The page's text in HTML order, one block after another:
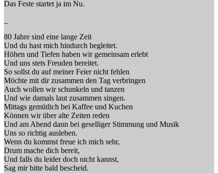
Das Feste startet ja im Nu.
80 Jahre sind eine lange Zeit
Und du hast mich hindurch begleitet.
Höhen und Tiefen haben wir gemeinsam erlebt
Und uns stets Freuden bereitet.
So sollst du auf meiner Feier nicht fehlen
Möchte mit dir zusammen den Tag verbringen
Auch wollen wir schunkeln und tanzen
Und wie damals laut zusammen singen.
Mittags gemütlich bei Kaffee und Kuchen
Können wir über alte Zeiten reden
Und am Abend dann bei geselliger Stimmung und Musik
Uns so richtig ausleben.
Wenn du kommst freue ich mich sehr,
Drum mache dich bereit,
Und falls du leider doch nicht kannst,
Sag mir bitte bald bescheid.